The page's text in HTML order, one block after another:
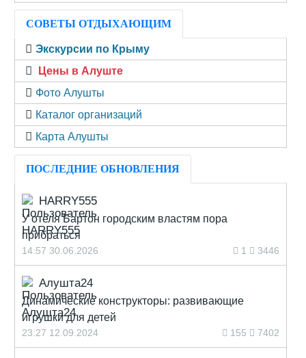
СОВЕТЫ ОТДЫХАЮЩИМ
Экскурсии по Крыму
Цены в Алуште
Фото Алушты
Каталог организаций
Карта Алушты
ПОСЛЕДНИЕ ОБНОВЛЕНИЯ
HARRY555
У отеля Бартон городским властям пора
прибраться
14:57 30.06.2026 1 3446
Алушта24
Динамические конструкторы: развивающие
игрушки для детей
23:27 12.09.2024 155 7402